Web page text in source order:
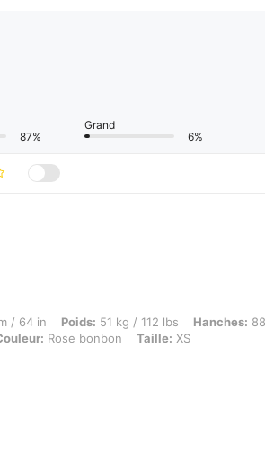
87%
Grand
6%
51 kg / 112 lbs, Hanches: 88 cm / 35 in,
/ 64 in Poids: 51 kg / 112 lbs Hanches:
Rose bonbon Taille: XS